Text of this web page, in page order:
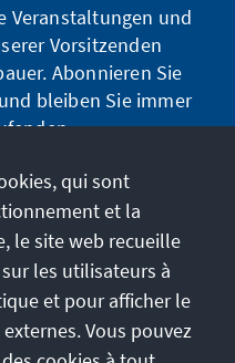
Scheideweg.
Veranstaltungen und
Vorsitzenden
Abonnieren Sie
bleiben Sie immer
qui sont
et la
le site web recueille
les utilisateurs à
et pour afficher le
Vous pouvez